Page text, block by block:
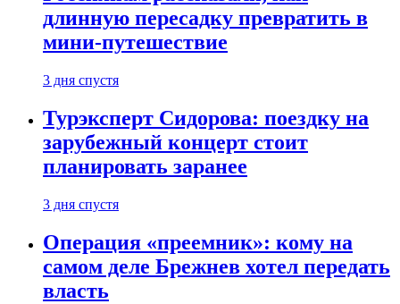
длинную пересадку превратить в
мини-путешествие
3 дня спустя
Турэксперт Сидорова: поездку на
зарубежный концерт стоит
планировать заранее
3 дня спустя
Операция «преемник»: кому на
самом деле Брежнев хотел передать
власть